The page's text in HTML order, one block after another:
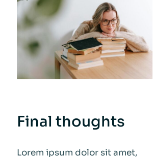
Final thoughts
Lorem ipsum dolor sit amet,